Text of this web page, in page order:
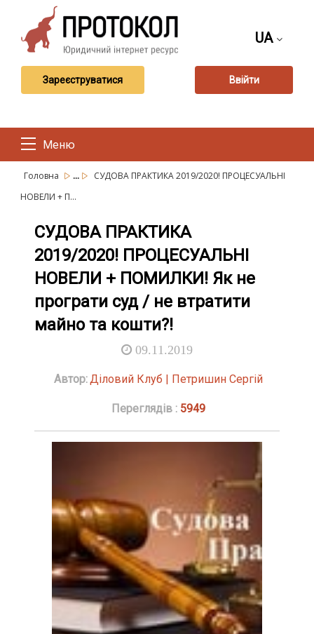
UA
Зареєструватися Ввійти
Меню
Головна ...
СУДОВА ПРАКТИКА 2019/2020! ПРОЦЕСУАЛЬНІ
НОВЕЛИ + П...
СУДОВА ПРАКТИКА
2019/2020! ПРОЦЕСУАЛЬНІ
НОВЕЛИ + ПОМИЛКИ! Як не
програти суд / не втратити
майно та кошти?!
09.11.2019
Автор:Діловий Клуб | Петришин Сергій
Переглядів : 5949